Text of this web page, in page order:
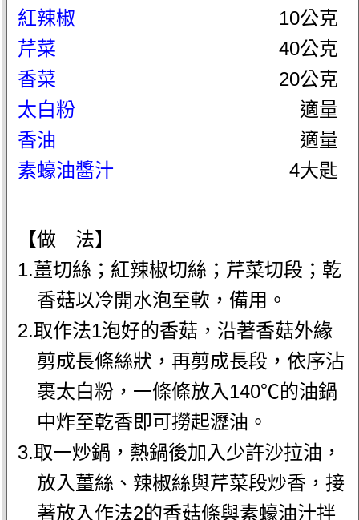
紅辣椒
10公克
芹菜
40公克
香菜
20公克
太白粉
適量
香油
適量
素蠔油醬汁
4大匙
【做 法】
1.薑切絲；紅辣椒切絲；芹菜切段；乾
香菇以冷開水泡至軟，備用。
2.取作法1泡好的香菇，沿著香菇外緣
剪成長條絲狀，再剪成長段，依序沾
裹太白粉，一條條放入140℃的油鍋
中炸至乾香即可撈起瀝油。
3.取一炒鍋，熱鍋後加入少許沙拉油，
放入薑絲、辣椒絲與芹菜段炒香，接
著放入作法2的香菇條與素蠔油汁拌